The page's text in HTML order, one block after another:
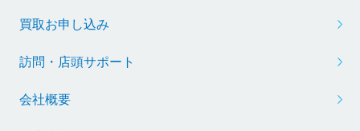
買取お申し込み
訪問・店頭サポート
会社概要